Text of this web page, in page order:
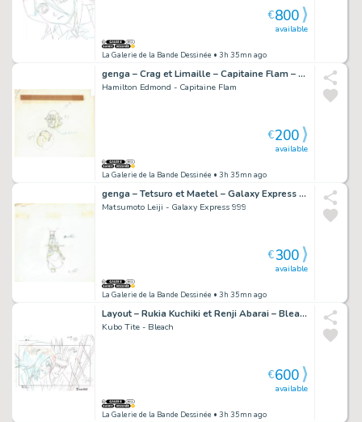
La Galerie de la Bande Dessinée • 3h 35mn ago
available
€800
genga – Crag et Limaille – Capitaine Flam – 2490
Hamilton Edmond - Capitaine Flam
La Galerie de la Bande Dessinée • 3h 35mn ago
available
€200
genga – Tetsuro et Maetel – Galaxy Express 999 – 3011
Matsumoto Leiji - Galaxy Express 999
La Galerie de la Bande Dessinée • 3h 35mn ago
available
€300
Layout – Rukia Kuchiki et Renji Abarai – Bleach – 1730
Kubo Tite - Bleach
La Galerie de la Bande Dessinée • 3h 35mn ago
available
€600